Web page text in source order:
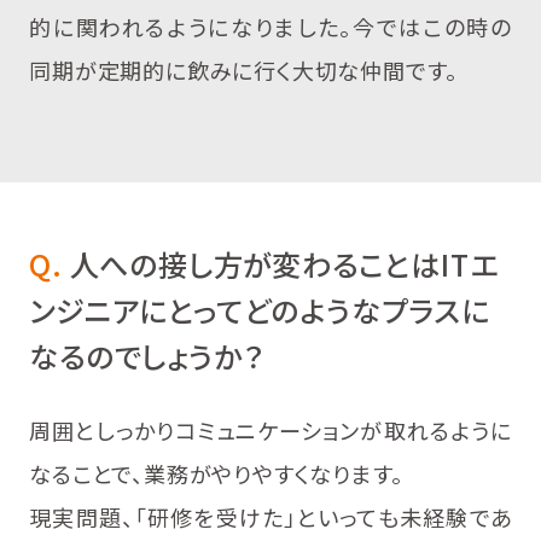
的に関われるようになりました。今ではこの時の
同期が定期的に飲みに行く大切な仲間です。
Q. 人への接し方が変わることはITエ
ンジニアにとってどのようなプラスに
なるのでしょうか？
周囲としっかりコミュニケーションが取れるように
なることで、業務がやりやすくなります。
現実問題、「研修を受けた」といっても未経験であ